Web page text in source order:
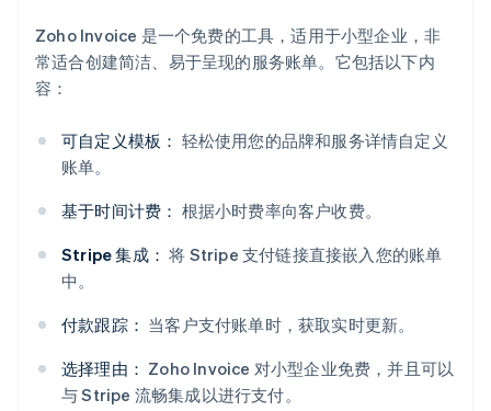
Zoho Invoice 是一个免费的工具，适用于小型企业，非
常适合创建简洁、易于呈现的服务账单。它包括以下内
容：
可自定义模板： 轻松使用您的品牌和服务详情自定义
账单。
基于时间计费： 根据小时费率向客户收费。
Stripe 集成： 将 Stripe 支付链接直接嵌入您的账单
中。
付款跟踪： 当客户支付账单时，获取实时更新。
选择理由： Zoho Invoice 对小型企业免费，并且可以
与 Stripe 流畅集成以进行支付。